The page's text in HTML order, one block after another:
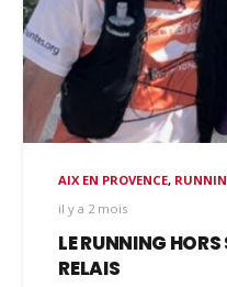
AIX EN PROVENCE,
il y a 2 mois
LE RUNNING
RELAIS